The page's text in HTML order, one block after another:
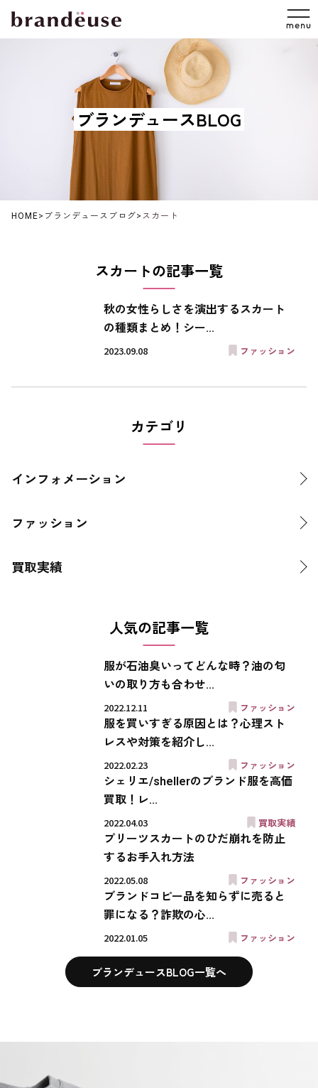
ブランデュースBLOG
HOME> ブランデュースブログ> スカート
スカートの記事一覧
秋の女性らしさを演出するスカート
の種類まとめ！シー...
2023.09.08
ファッション
カテゴリ
インフォメーション
ファッション
買取実績
人気の記事一覧
服が石油臭いってどんな時？油の匂
いの取り方も合わせ...
2022.12.11
ファッション
服を買いすぎる原因とは？心理スト
レスや対策を紹介し...
2022.02.23
ファッション
シェリエ/shellerのブランド服を高価
買取！レ...
2022.04.03
買取実績
プリーツスカートのひだ崩れを防止
するお手入れ方法
2022.05.08
ファッション
ブランドコピー品を知らずに売ると
罪になる？詐欺の心...
2022.01.05
ファッション
ブランデュースBLOG一覧へ